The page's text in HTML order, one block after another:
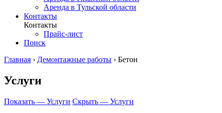
Аренда в Тульской области
Контакты
Контакты
Прайс-лист
Поиск
Главная › Демонтажные работы › Бетон
Услуги
Показать — Услуги Скрыть — Услуги